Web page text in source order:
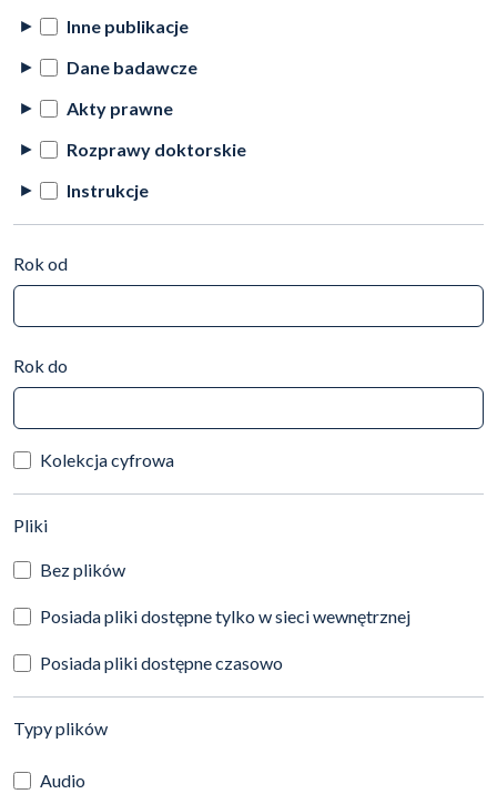
Inne publikacje
Dane badawcze
Akty prawne
Rozprawy doktorskie
Instrukcje
Rok od
Rok do
Kolekcja cyfrowa
Pliki(automatyczne przeładowanie treści)
Bez plików
Posiada pliki dostępne tylko w sieci wewnętrznej
Posiada pliki dostępne czasowo
Typy plików(automatyczne przeładowanie treści)
Audio